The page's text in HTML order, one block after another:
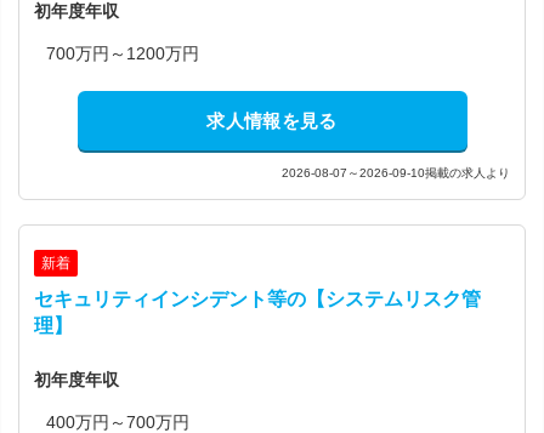
初年度年収
700万円～1200万円
求人情報を見る
2026-08-07～2026-09-10掲載の求人より
新着
セキュリティインシデント等の【システムリスク管
理】
初年度年収
400万円～700万円